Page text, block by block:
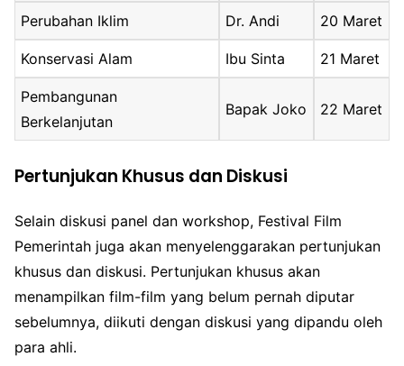
Perubahan Iklim Dr. Andi 20 Maret
Konservasi Alam Ibu Sinta 21 Maret
Pembangunan
Berkelanjutan
Bapak Joko 22 Maret
Pertunjukan Khusus dan Diskusi
Selain diskusi panel dan workshop, Festival Film
Pemerintah juga akan menyelenggarakan pertunjukan
khusus dan diskusi. Pertunjukan khusus akan
menampilkan film-film yang belum pernah diputar
sebelumnya, diikuti dengan diskusi yang dipandu oleh
para ahli.